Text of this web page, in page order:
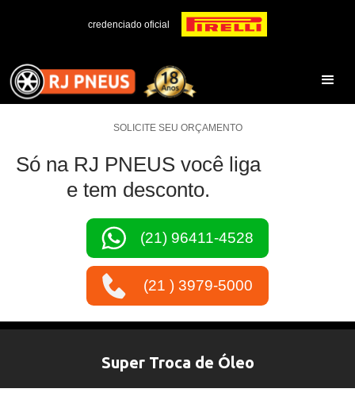
credenciado oficial
SOLICITE SEU ORÇAMENTO
Só na RJ PNEUS você liga
e tem desconto.
(21) 96411-4528
(21 ) 3979-5000
Super Troca de Óleo